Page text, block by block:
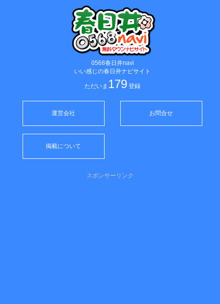
0568春日井navi
いい感じの春日井ナビサイト
ただいま 179 登録
運営会社 お問合せ
掲載について
スポンサーリンク